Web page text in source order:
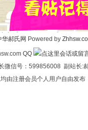
华郝氏网 Powered by
QQ
微信号：599856008 副站长:
由注册会员个人用户自由发